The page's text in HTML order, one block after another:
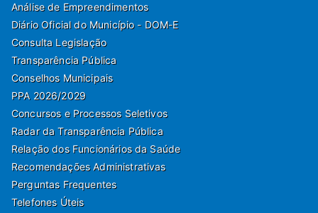
Análise de Empreendimentos
Diário Oficial do Município - DOM-E
Consulta Legislação
Transparência Pública
Conselhos Municipais
PPA 2026/2029
Concursos e Processos Seletivos
Radar da Transparência Pública
Relação dos Funcionários da Saúde
Recomendações Administrativas
Perguntas Frequentes
Telefones Úteis